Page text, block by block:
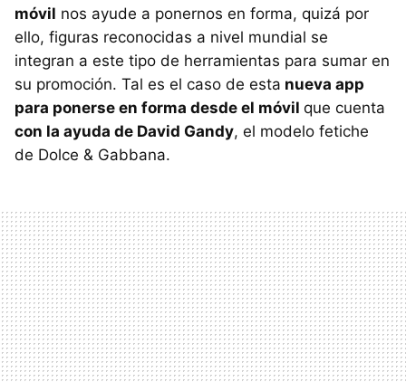
móvil nos ayude a ponernos en forma, quizá por
ello, figuras reconocidas a nivel mundial se
integran a este tipo de herramientas para sumar en
su promoción. Tal es el caso de esta nueva app
para ponerse en forma desde el móvil que cuenta
con la ayuda de David Gandy, el modelo fetiche
de Dolce & Gabbana.